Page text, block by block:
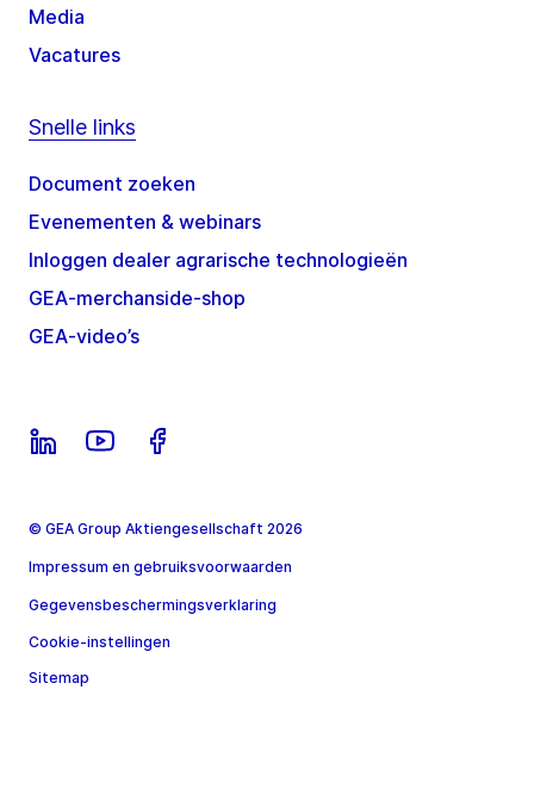
Media
Vacatures
Snelle links
Document zoeken
Evenementen & webinars
Inloggen dealer agrarische technologieën
GEA-merchanside-shop
GEA-video’s
© GEA Group Aktiengesellschaft 2026
Impressum en gebruiksvoorwaarden
Gegevensbeschermingsverklaring
Cookie-instellingen
Sitemap